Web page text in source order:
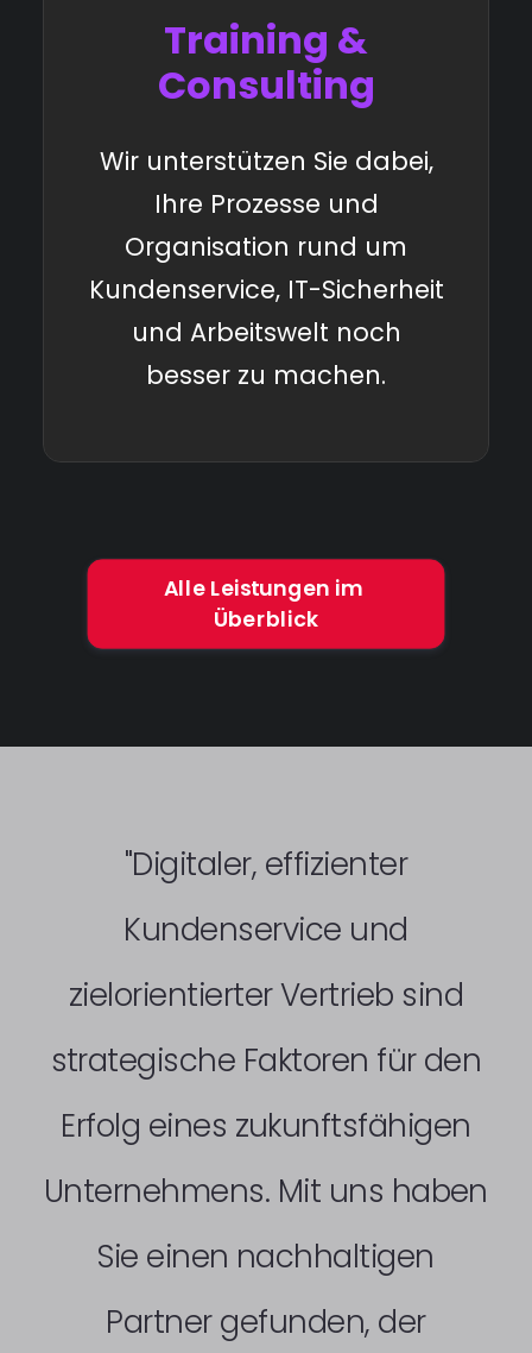
Training &
Consulting
Wir unterstützen Sie dabei,
Ihre Prozesse und
Organisation rund um
Kundenservice, IT-Sicherheit
und Arbeitswelt noch
besser zu machen.
Alle Leistungen im
Überblick
"Digitaler, effizienter
Kundenservice und
zielorientierter Vertrieb sind
strategische Faktoren für den
Erfolg eines zukunftsfähigen
Unternehmens. Mit uns haben
Sie einen nachhaltigen
Partner gefunden, der